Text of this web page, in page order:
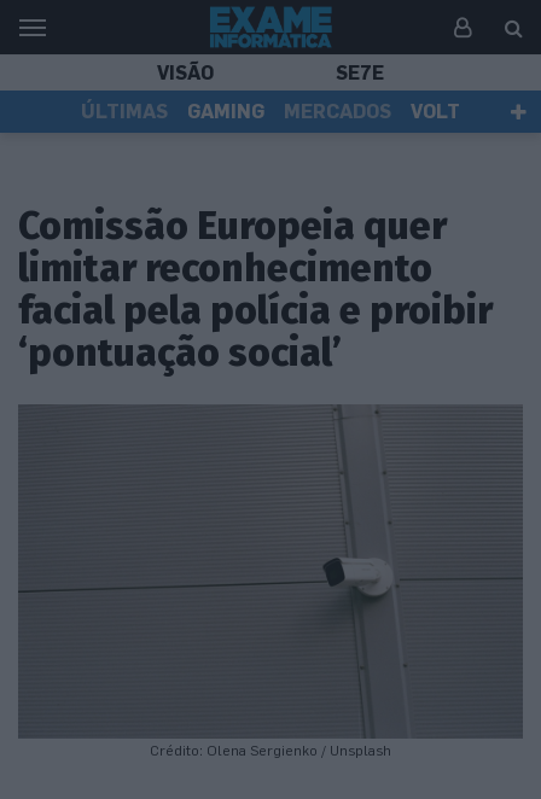
VISÃO
SE7E
ÚLTIMAS
GAMING MERCADOS
VOLT
Comissão Europeia quer
limitar reconhecimento
facial pela polícia e proibir
‘pontuação social’
Crédito: Olena Sergienko / Unsplash